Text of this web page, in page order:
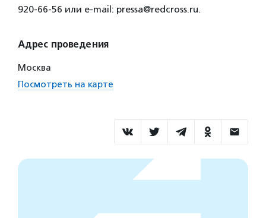
920-66-56 или e-mail: pressa@redcross.ru.
Адрес проведения
Москва
Посмотреть на карте